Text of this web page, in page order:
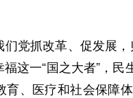
抓改革、促发展，
这一“国之大者”，
育、医疗和社会保